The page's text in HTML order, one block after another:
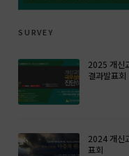
survey
2025 개신
결과발표회
2024 개신
표회